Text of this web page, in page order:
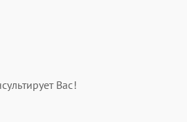
Вас!